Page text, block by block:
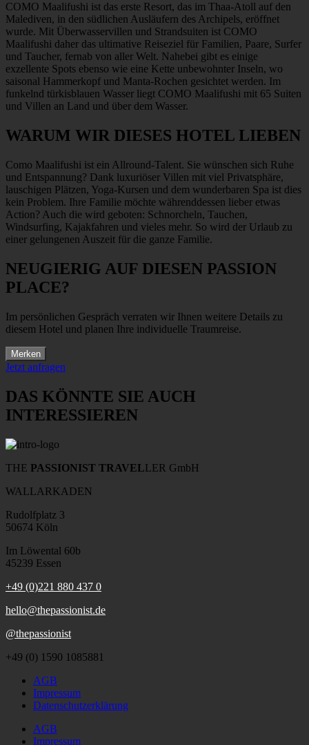
COMO Maalifushi ist das erste Resort, das im Thaa-Atoll auf den
Malediven, in den südlichen Ausläufern des Archipels, eröffnet
wurde. Mit Überwasservillen und Strandsuiten ist COMO
Maalifushi daher das ultimative Reiseziel für Familien, Paare, Surfer
und Taucher, fernab von aller Welt. Nahebei gibt es einige
exzellente Spots ebenso wie eine Kette unbewohnter Inseln, wo
saisonal Hammerkopf und Manta-Rochen gesichtet werden. Im
funkelnd türkisblauen Wasser liegt COMO Maalifushi mit 65 Suiten
und Villen an Land und über dem Wasser.
WARUM WIR DIESES HOTEL LIEBEN
Como Maalifushi ist ein Allround-Talent. Sie wünschen sich Ruhe
und Entspannung? Dank luxuriöser Villen mit viel Privatsphäre,
lauschigen Plätzen, Yoga-Kursen und dem wunderbaren Spa ist dies
kein Problem. Ihre Familie möchte währenddessen lieber etwas
Action? Auch die wird geboten: Schnorcheln, Tauchen,
Windsurfing, Kajakfahren und vieles mehr. So wird der Urlaub zu
einer gelungenen Auszeit für die ganze Familie.
NEUGIERIG AUF DIESEN PASSION
PLACE?
Im persönlichen Gespräch verraten wir Ihnen weitere Details zu
diesem Hotel und planen Ihre individuelle Traumreise.
Merken
Jetzt anfragen
DAS KÖNNTE SIE AUCH
INTERESSIEREN
THE PASSIONIST TRAVELLER GmbH
WALLARKADEN
Rudolfplatz 3
50674 Köln
Im Löwental 60b
45239 Essen
+49 (0)221 880 437 0
hello@thepassionist.de
@thepassionist
+49 (0) 1590 1085881
AGB
Impressum
Datenschutzerklärung
AGB
Impressum